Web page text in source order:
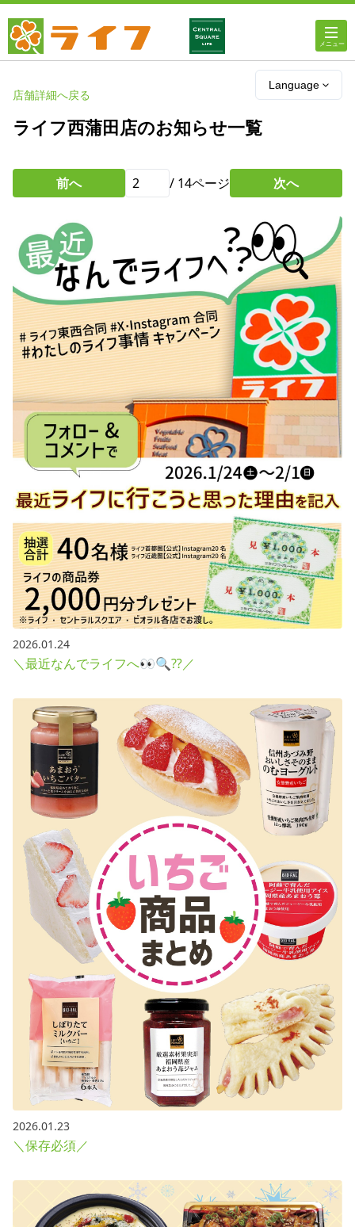
Language
店舗・チラシ情報
ライフのオンラインストア
企業情報
IR情報
採用情報
お問い合わせ
Contact us in English
店舗詳細へ戻る
ライフ西蒲田店のお知らせ一覧
前へ / 14ページ 次へ
2026.01.24
＼最近なんでライフへ👀🔍⁇／
2026.01.23
＼保存必須／